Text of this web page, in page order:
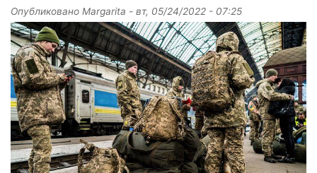
Опубликовано Margarita - вт, 05/24/2022 - 07:25